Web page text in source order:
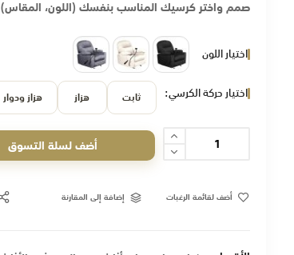
صمم واختر كرسيك المناسب بنفسك (اللون، المقاس)
اختيار اللون
اختيار حركة الكرسي
ثابت هزاز هزاز ودوار
أضف لسلة التسوق
أضف لقائمة الرغبات إضافة إلى المقارنة